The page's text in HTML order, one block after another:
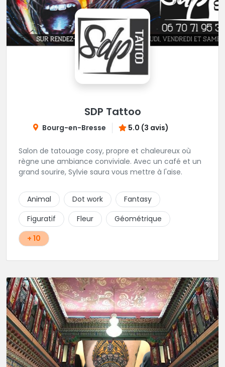
SDP Tattoo
Bourg-en-Bresse 5.0 (3 avis)
Salon de tatouage cosy, propre et chaleureux où
règne une ambiance conviviale. Avec un café et un
grand sourire, Sylvie saura vous mettre à l'aise.
Animal Dot work
Fantasy
Figuratif
Fleur
Géométrique
+ 10